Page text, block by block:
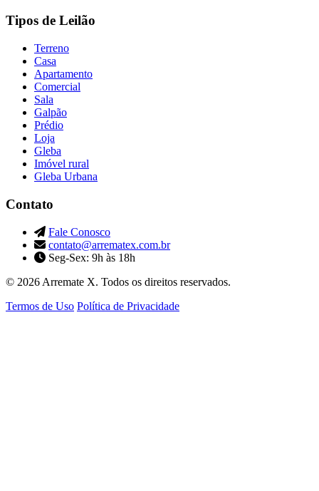
Tipos de Leilão
Terreno
Casa
Apartamento
Comercial
Sala
Galpão
Prédio
Loja
Gleba
Imóvel rural
Gleba Urbana
Contato
Fale Conosco
contato@arrematex.com.br
Seg-Sex: 9h às 18h
© 2026 Arremate X. Todos os direitos reservados.
Termos de Uso Política de Privacidade